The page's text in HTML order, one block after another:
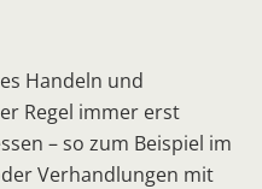
Handeln und
Regel immer erst
– so zum Beispiel im
Verhandlungen mit